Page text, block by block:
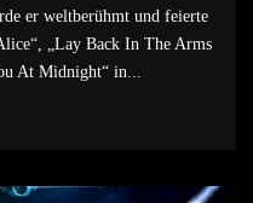
er weltberühmt und feierte
„Lay Back In The Arms
At Midnight“ in...